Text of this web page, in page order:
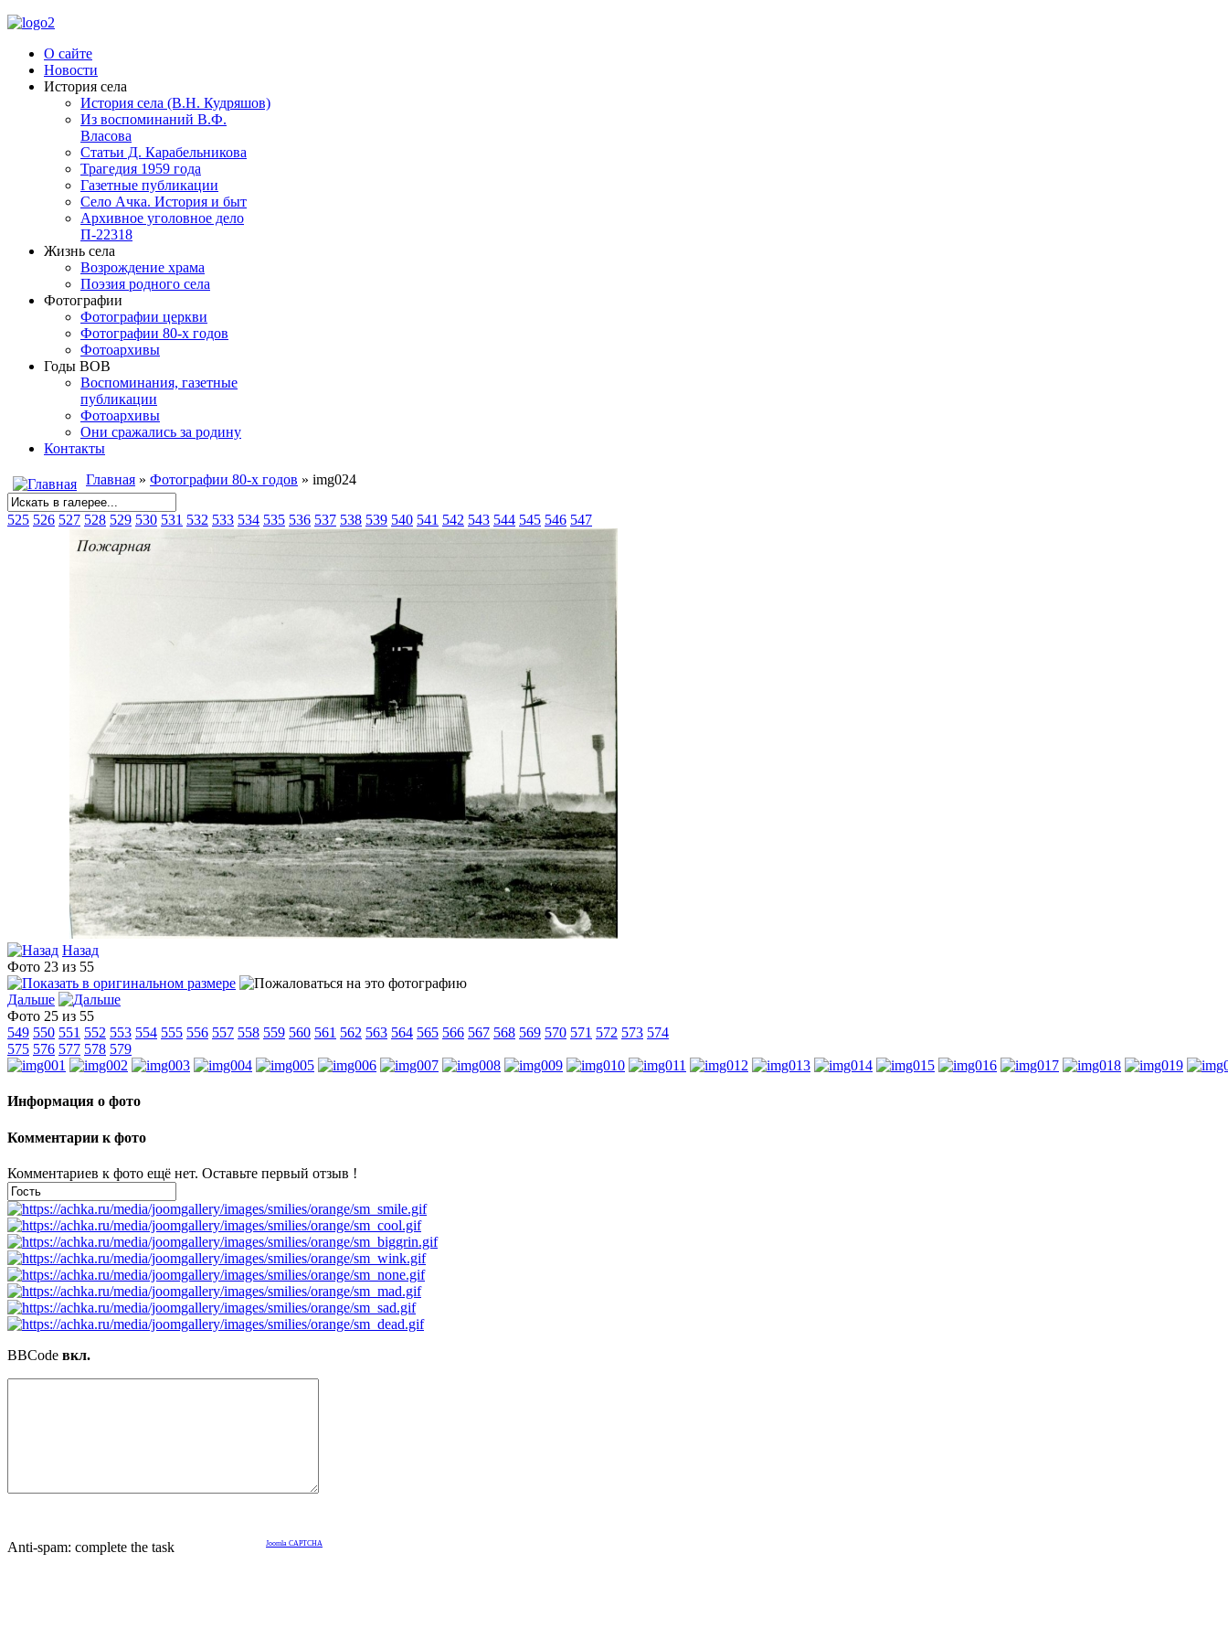
О сайте
Новости
История села
История села (В.Н. Кудряшов)
Из воспоминаний В.Ф.
Власова
Статьи Д. Карабельникова
Трагедия 1959 года
Газетные публикации
Село Ачка. История и быт
Архивное уголовное дело
П-22318
Жизнь села
Возрождение храма
Поэзия родного села
Фотографии
Фотографии церкви
Фотографии 80-х годов
Фотоархивы
Годы ВОВ
Воспоминания, газетные
публикации
Фотоархивы
Они сражались за родину
Контакты
Главная » Фотографии 80-х годов » img024
525 526 527 528 529 530 531 532 533 534 535 536 537 538 539 540 541 542 543 544 545 546 547
Назад
Фото 23 из 55
Дальше
Фото 25 из 55
549 550 551 552 553 554 555 556 557 558 559 560 561 562 563 564 565 566 567 568 569 570 571 572 573 574
575 576 577 578 579
Информация о фото
Комментарии к фото
Комментариев к фото ещё нет. Оставьте первый отзыв !
BBCode вкл.
Anti-spam: complete the task Joomla CAPTCHA